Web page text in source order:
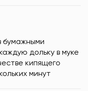
бумажными
дольку в муке
кипящего
минут